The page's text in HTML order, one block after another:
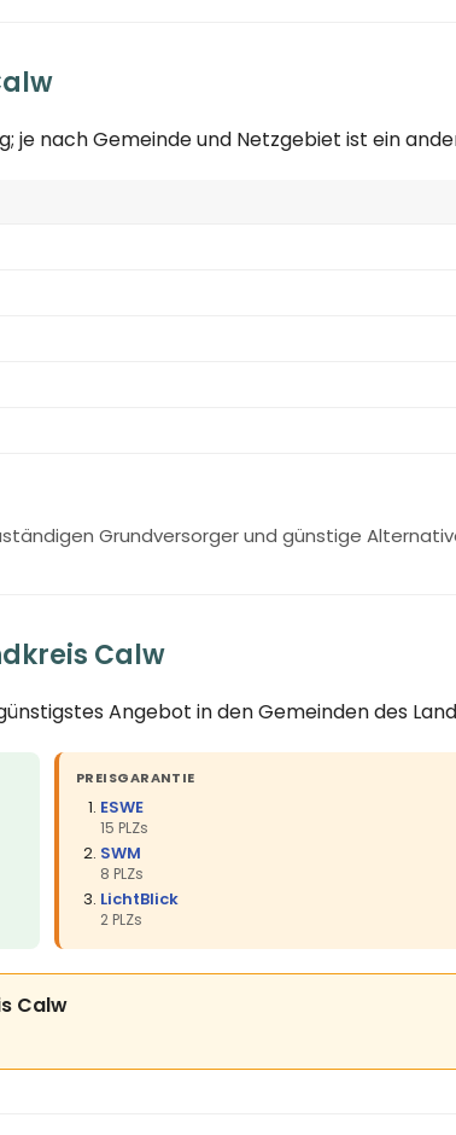
je nach Gemeinde und Netzgebiet ist ein
Grundversorger und günstige
Calw
Angebot in den Gemeinden des
PREISGARANTIE
ESWE
15 PLZs
SWM
8 PLZs
LichtBlick
2 PLZs
Calw